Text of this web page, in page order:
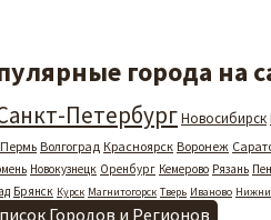
города на
ПетербургНовосибирск
Пермь Волгоград Красноярск Воронеж
Новокузнецк Оренбург Кемерово Рязань
Брянск Курск Магнитогорск Тверь Иваново
Городов и Регионов